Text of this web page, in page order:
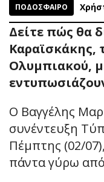
ΠΟΔΟΣΦΑΙΡΟ
Δείτε πώς θα
Καραϊσκάκης,
Ολυμπιακού,
Ο Βαγγέλης
συνέντευξη
Πέμπτης (02/
πάντα γύρω